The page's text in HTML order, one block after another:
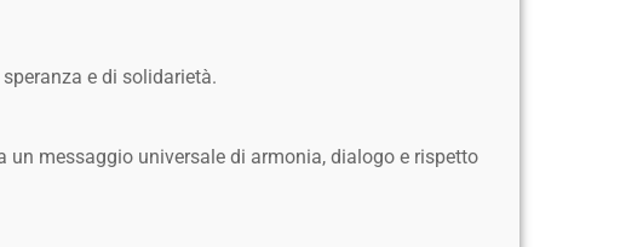
e di solidarietà.
un messaggio universale di armonia, dialogo e rispetto